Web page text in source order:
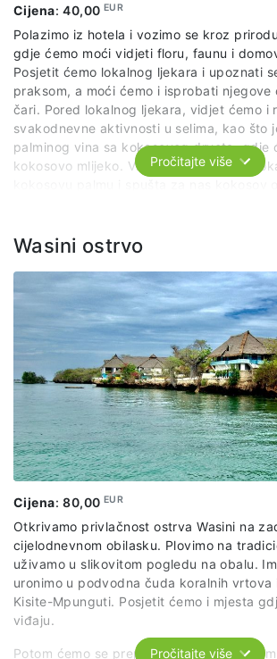
Cijena:40,00 EUR
Polazimo iz hotela i vozimo se kroz
gdje ćemo moći vidjeti floru, faunu i
Posjetit ćemo lokalnog ljekara i upoznati
praksom, a moći ćemo i isprobati njegove
čari. Pored lokalnog ljekara, vidjet ćemo i
svakodnevne aktivnosti u selima, kao što
palminog vina sa kokosovog drveta, gdje
kokosovo mlijeko. Vidjet ćemo kako se
muškarci žive sa svoje dvije žene, gdje
mali prikaz onoga što prodaju, poput
i perli za ogrlice. Zatim će nas zabavljati
u selu. Prošetat ćemo selom, a zatim se
hotela.
Pročitajte više
Wasini ostrvo
Cijena:80,00 EUR
Otkrivamo privlačnost ostrva Wasini na
cijelodnevnom obilasku. Plovimo na
uživamo u slikovitom pogledu na obalu.
uronimo u podvodna čuda koralnih vrtova
Kisite-Mpunguti. Posjetit ćemo i mjesta
viđaju.
Potom ćemo se prepustiti gozbi s
Pročitajte više